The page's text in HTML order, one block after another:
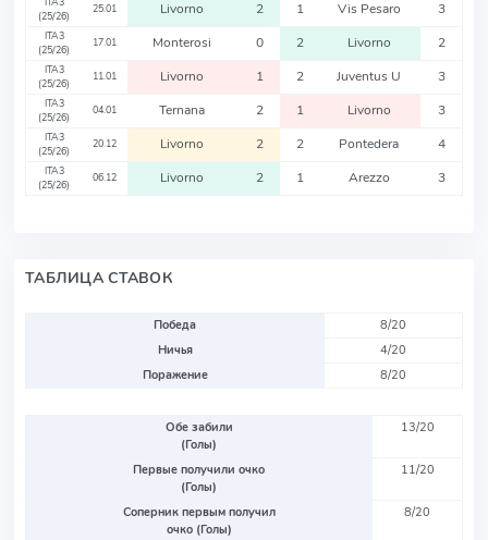
(25/26)
25.01 Livorno 2 1 Vis Pesaro 3
ITA3
(25/26)
17.01 Monterosi 0 2 Livorno 2
ITA3
(25/26)
11.01 Livorno 1 2 Juventus U 3
ITA3
(25/26)
04.01 Ternana 2 1 Livorno 3
ITA3
(25/26)
20.12 Livorno 2 2 Pontedera 4
ITA3
(25/26)
06.12 Livorno 2 1 Arezzo 3
ТАБЛИЦА СТАВОК
Победа
8/20
Ничья
4/20
Поражение
8/20
Обе забили
(Голы)
13/20
Первые получили очко
(Голы)
11/20
Соперник первым получил
очко (Голы)
8/20